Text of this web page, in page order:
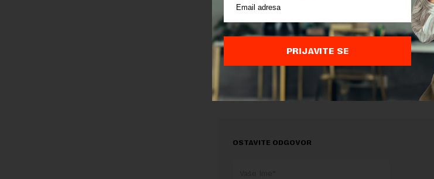
marketinškoj, odnosno medijskoj promociji
Popović, direktor Sektora korporativnih
Preuzimanje delova teksta je dozvoljeno, ali uz obavezno
ka izvornom tekstu na novaekonomija.rs
OSTAVITE ODGOVOR
PRIJAVITE SE